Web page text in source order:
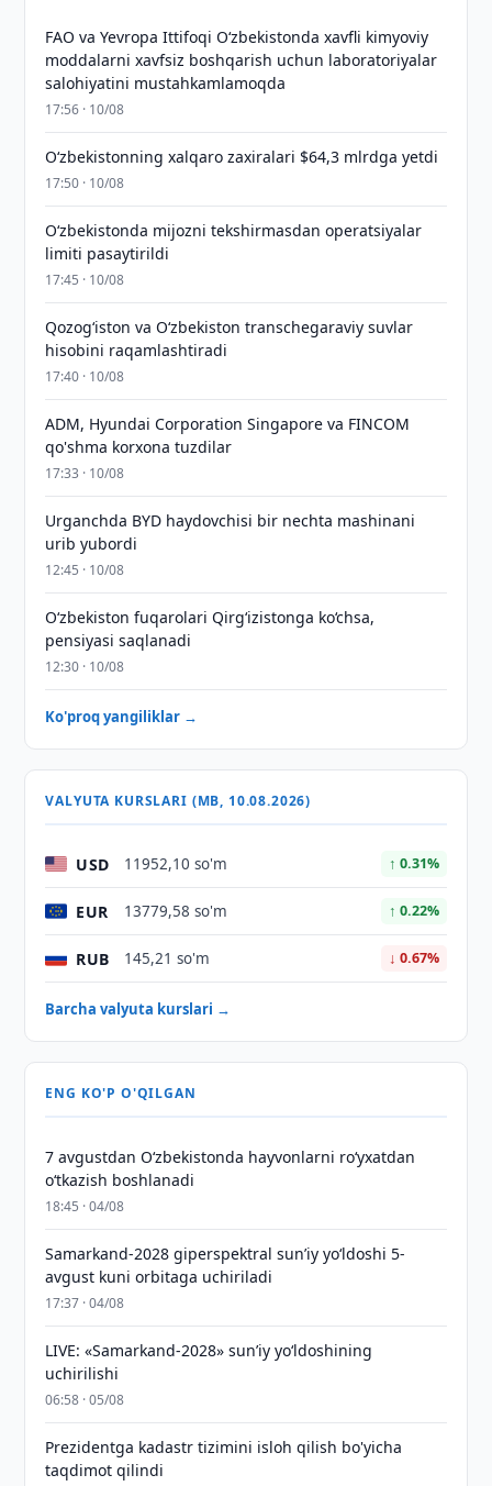
FAO va Yevropa Ittifoqi O‘zbekistonda xavfli kimyoviy
moddalarni xavfsiz boshqarish uchun laboratoriyalar
salohiyatini mustahkamlamoqda
17:56 · 10/08
O‘zbekistonning xalqaro zaxiralari $64,3 mlrdga yetdi
17:50 · 10/08
O‘zbekistonda mijozni tekshirmasdan operatsiyalar
limiti pasaytirildi
17:45 · 10/08
Qozog‘iston va O‘zbekiston transchegaraviy suvlar
hisobini raqamlashtiradi
17:40 · 10/08
ADM, Hyundai Corporation Singapore va FINCOM
qo'shma korxona tuzdilar
17:33 · 10/08
Urganchda BYD haydovchisi bir nechta mashinani
urib yubordi
12:45 · 10/08
O‘zbekiston fuqarolari Qirg‘izistonga ko‘chsa,
pensiyasi saqlanadi
12:30 · 10/08
Ko'proq yangiliklar →
VALYUTA KURSLARI (MB, 10.08.2026)
USD 11952,10 so'm ↑ 0.31%
EUR 13779,58 so'm ↑ 0.22%
RUB 145,21 so'm ↓ 0.67%
Barcha valyuta kurslari →
ENG KO'P O'QILGAN
7 avgustdan O‘zbekistonda hayvonlarni ro‘yxatdan
o‘tkazish boshlanadi
18:45 · 04/08
Samarkand-2028 giperspektral sun’iy yo‘ldoshi 5-
avgust kuni orbitaga uchiriladi
17:37 · 04/08
LIVE: «Samarkand-2028» sun’iy yo‘ldoshining
uchirilishi
06:58 · 05/08
Prezidentga kadastr tizimini isloh qilish bo'yicha
taqdimot qilindi